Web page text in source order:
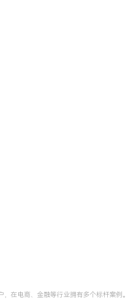
在电商、金融等行业拥有多个标杆案例。